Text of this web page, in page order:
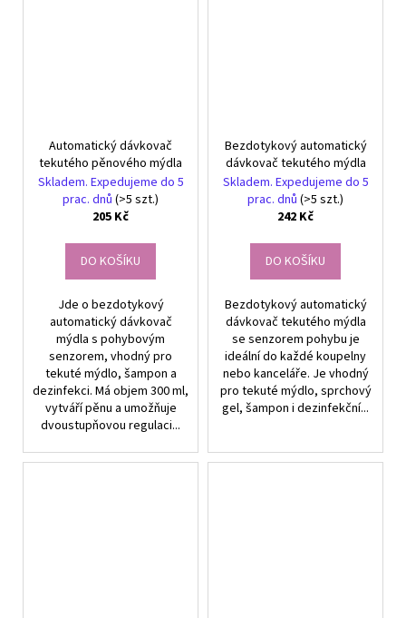
Automatický dávkovač
tekutého pěnového mýdla
Skladem. Expedujeme do 5
prac. dnů (>5 szt.)
205 Kč
DO KOŠÍKU
Jde o bezdotykový
automatický dávkovač
mýdla s pohybovým
senzorem, vhodný pro
tekuté mýdlo, šampon a
dezinfekci. Má objem 300 ml,
vytváří pěnu a umožňuje
dvoustupňovou regulaci...
Bezdotykový automatický
dávkovač tekutého mýdla
Skladem. Expedujeme do 5
prac. dnů (>5 szt.)
242 Kč
DO KOŠÍKU
Bezdotykový automatický
dávkovač tekutého mýdla
se senzorem pohybu je
ideální do každé koupelny
nebo kanceláře. Je vhodný
pro tekuté mýdlo, sprchový
gel, šampon i dezinfekční...